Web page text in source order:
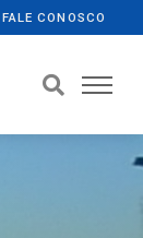
FALE CONOSCO